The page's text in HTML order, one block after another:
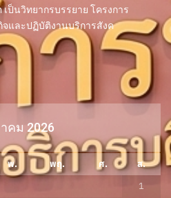
ป็นวิทยากรบรรยาย โครงการ
และปฏิบัติงานบริการสังค
คม 2026
พ. พฤ. ศ.
ส.
1